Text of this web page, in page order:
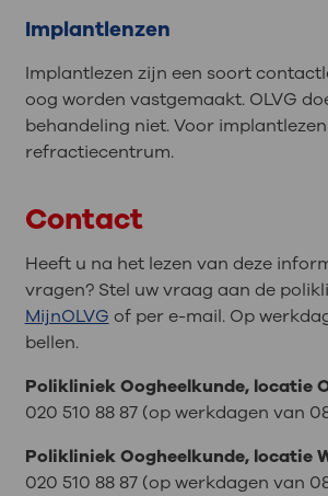
Implantlenzen
Implantlezen zijn een soort
oog worden vastgemaakt. OLVG
behandeling niet. Voor
refractiecentrum.
Contact
Heeft u na het lezen van deze
vragen? Stel uw vraag aan de
MijnOLVG of per e-mail. Op
bellen.
Polikliniek Oogheelkunde, locatie
020 510 88 87 (op werkdagen van
Polikliniek Oogheelkunde, locatie
020 510 88 87 (op werkdagen van